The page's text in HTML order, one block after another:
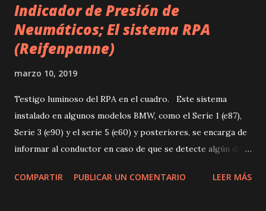
Indicador de Presión de
Neumáticos; El sistema RPA
(Reifenpanne)
marzo 10, 2019
Testigo luminoso del RPA en el cuadro. Este sistema
instalado en algunos modelos BMW, como el Serie 1 (e87),
Serie 3 (e90) y el serie 5 (e60) y posteriores, se encarga de
informar al conductor en caso de que se detecte algún daño
RPA mantiene monitorizada, mediante sensores, la presión
COMPARTIR PUBLICAR UN COMENTARIO LEER MÁS